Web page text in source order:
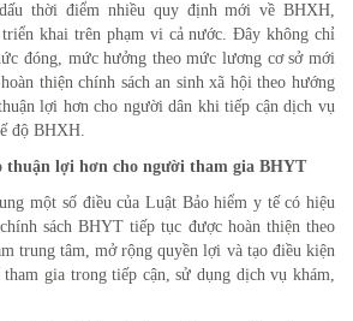
thời điểm nhiều quy định mới về BHXH,
khai trên phạm vi cả nước. Đây không chỉ
đóng, mức hưởng theo mức lương cơ sở mới
thiện chính sách an sinh xã hội theo hướng
lợi hơn cho người dân khi tiếp cận dịch vụ
độ BHXH.
thuận lợi hơn cho người tham gia BHYT
một số điều của Luật Bảo hiểm y tế có hiệu
sách BHYT tiếp tục được hoàn thiện theo
trung tâm, mở rộng quyền lợi và tạo điều kiện
gia trong tiếp cận, sử dụng dịch vụ khám,